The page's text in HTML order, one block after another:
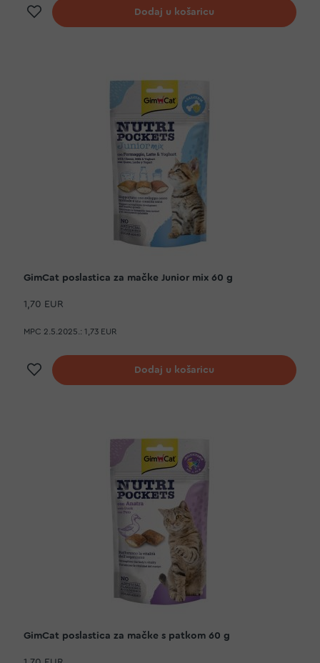
Dodaj na listu želja
Dodaj u košaricu
GimCat poslastica za mačke Junior mix 60 g
1,70 EUR
MPC 2.5.2025.: 1,73 EUR
Dodaj na listu želja
Dodaj u košaricu
GimCat poslastica za mačke s patkom 60 g